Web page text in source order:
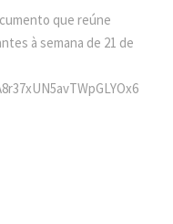
que reúne
à semana de 21 de